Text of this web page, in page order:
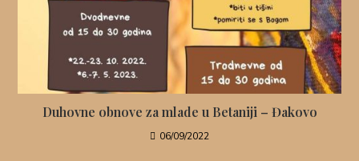
Duhovne obnove za mlade u Betaniji – Đakovo
06/09/2022